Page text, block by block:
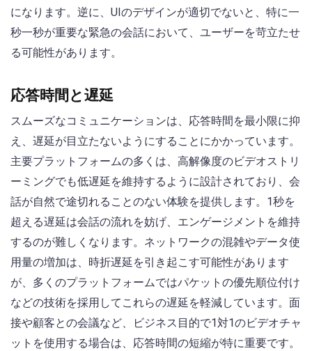
になります。逆に、UIのデザインが適切でないと、特に一
秒一秒が重要な緊急の会話において、ユーザーを苛立たせ
る可能性があります。
応答時間と遅延
スムーズなコミュニケーションは、応答時間を最小限に抑
え、遅延が目立たないようにすることにかかっています。
主要プラットフォームの多くは、高解像度のビデオストリ
ーミングでも低遅延を維持するように設計されており、会
話が自然で途切れることのない体験を提供します。1秒を
超える遅延は会話の流れを妨げ、エンゲージメントを維持
するのが難しくなります。ネットワークの混雑やデータ使
用量の増加は、時折遅延を引き起こす可能性があります
が、多くのプラットフォームではパケットの優先順位付け
などの技術を採用してこれらの遅延を軽減しています。面
接や顧客との会議など、ビジネス目的で1対1のビデオチャ
ットを使用する場合は、応答時間の短縮が特に重要です。